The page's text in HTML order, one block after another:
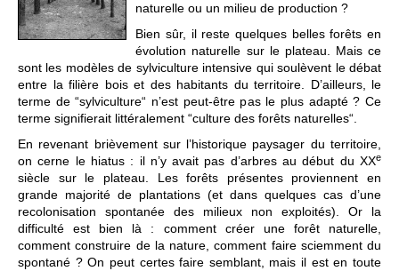
naturelle ou un milieu de production ?
Bien sûr, il reste quelques belles forêts en
évolution naturelle sur le plateau. Mais ce
sont les modèles de sylviculture intensive qui soulèvent le débat
entre la filière bois et des habitants du territoire. D’ailleurs, le
terme de “sylviculture“ n’est peut-être pas le plus adapté ? Ce
terme signifierait littéralement “culture des forêts naturelles“.
En revenant brièvement sur l’historique paysager du territoire,
on cerne le hiatus : il n’y avait pas d’arbres au début du XXe
siècle sur le plateau. Les forêts présentes proviennent en
grande majorité de plantations (et dans quelques cas d’une
recolonisation spontanée des milieux non exploités). Or la
difficulté est bien là : comment créer une forêt naturelle,
comment construire de la nature, comment faire sciemment du
spontané ? On peut certes faire semblant, mais il est en toute